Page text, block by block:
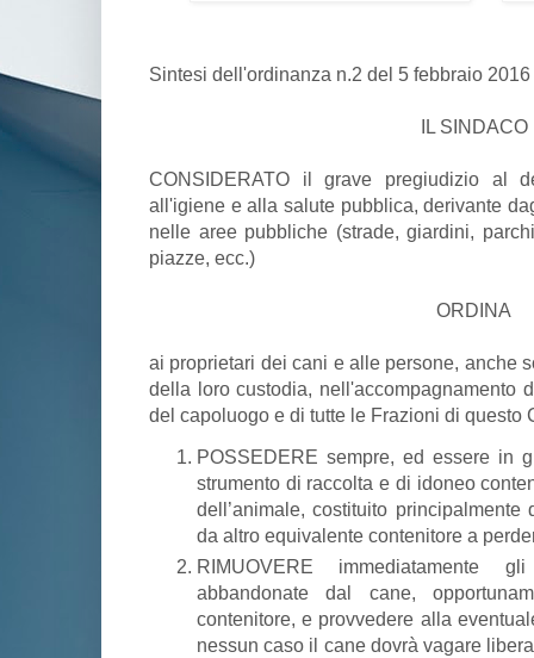
Sintesi dell'ordinanza n.2 del 5 febbraio 2016
IL SINDACO
CONSIDERATO il grave pregiudizio al
all'igiene e alla salute pubblica, derivante
nelle aree pubbliche (strade, giardini,
piazze, ecc.)
ORDINA
ai proprietari dei cani e alle persone, anche
della loro custodia, nell'accompagnamento
del capoluogo e di tutte le Frazioni di questo
POSSEDERE sempre, ed essere in
strumento di raccolta e di idoneo
dell’animale, costituito
da altro equivalente contenitore a
RIMUOVERE immediatamente
abbandonate dal cane,
contenitore, e provvedere alla
nessun caso il cane dovrà vagare